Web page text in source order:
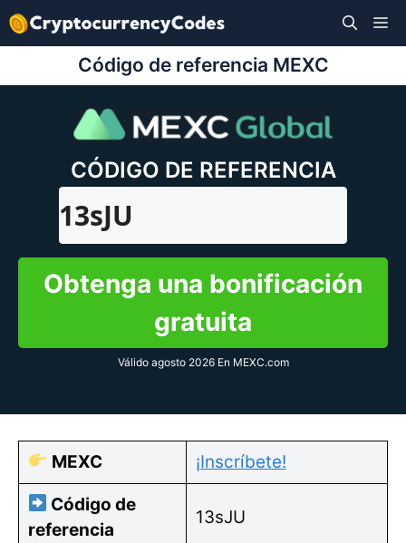
Saltar
al
contenidoCódigo de referencia MEXC
CÓDIGO DE REFERENCIA
13sJU
Obtenga una bonificación
gratuita
Válido agosto 2026 En MEXC.com
MEXC ¡Inscríbete!
Código de
referencia
13sJU